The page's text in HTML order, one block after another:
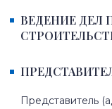
ВЕДЕНИЕ ДЕЛ
Представитель